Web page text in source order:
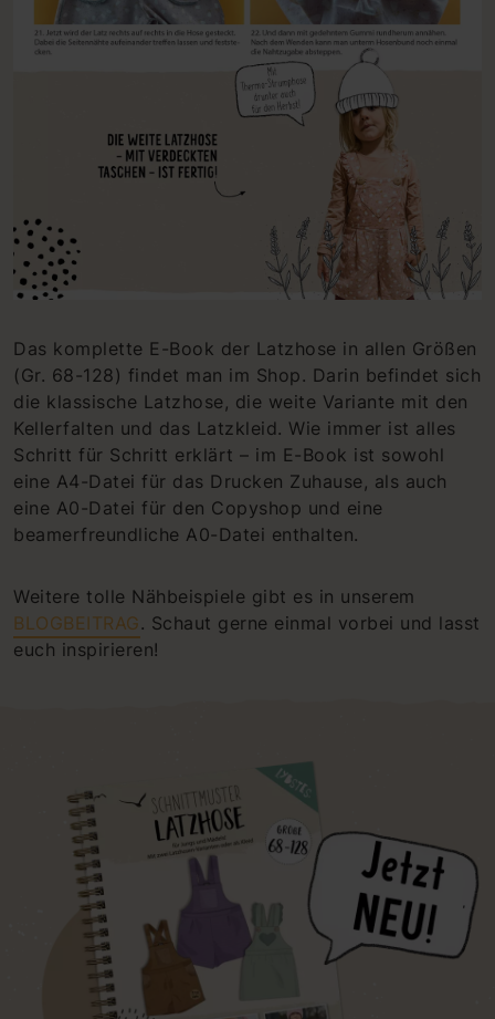
Das komplette E-Book der Latzhose in allen Größen
(Gr. 68-128) findet man im Shop. Darin befindet sich
die klassische Latzhose, die weite Variante mit den
Kellerfalten und das Latzkleid. Wie immer ist alles
Schritt für Schritt erklärt – im E-Book ist sowohl
eine A4-Datei für das Drucken Zuhause, als auch
eine A0-Datei für den Copyshop und eine
beamerfreundliche A0-Datei enthalten.
Weitere tolle Nähbeispiele gibt es in unserem
BLOGBEITRAG. Schaut gerne einmal vorbei und lasst
euch inspirieren!